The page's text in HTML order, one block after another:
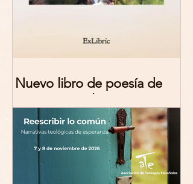
Nuevo libro de poesía de